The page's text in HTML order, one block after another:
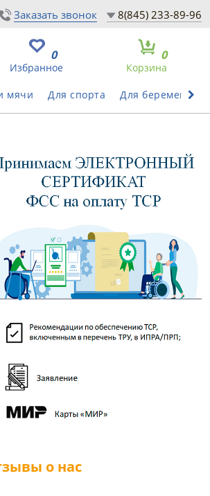
Заказать звонок 8(845) 233-89-96
Корзина
0
Избранное
0
мячи Для спорта Для беременных
о нас